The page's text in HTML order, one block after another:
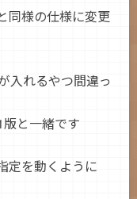
同様の仕様に変更
入れるやつ間違っ
と一緒です
定を動くように